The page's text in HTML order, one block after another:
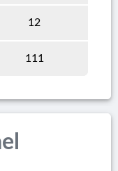
12
111